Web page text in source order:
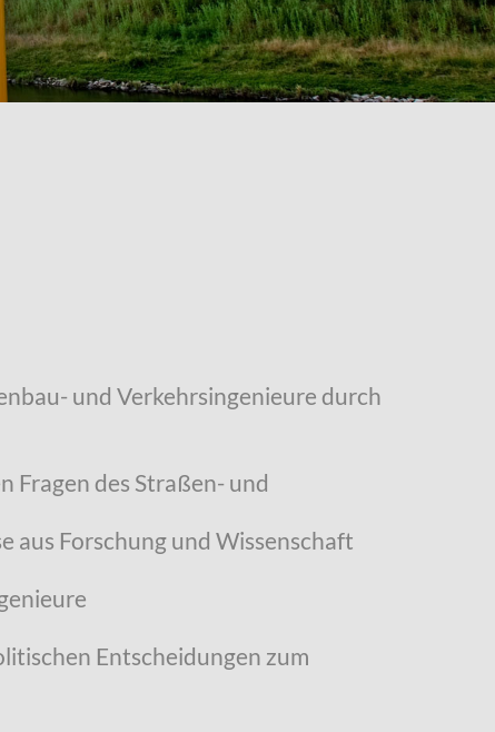
und Verkehrsingenieure durch
Fragen des Straßen- und
aus Forschung und Wissenschaft
Entscheidungen zum